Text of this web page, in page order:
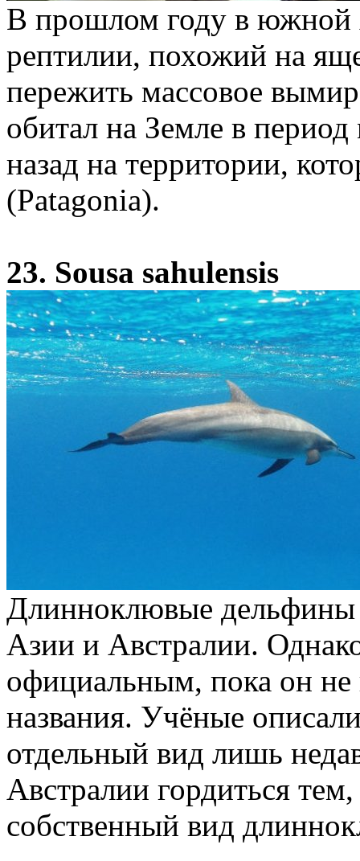
В прошлом году в южной
рептилии, похожий на
пережить массовое
обитал на Земле в
назад на территории,
(Patagonia).
23. Sousa sahulensis
Длинноклювые дельфины
Азии и Австралии.
официальным, пока он не
названия. Учёные
отдельный вид лишь
Австралии гордиться
собственный вид